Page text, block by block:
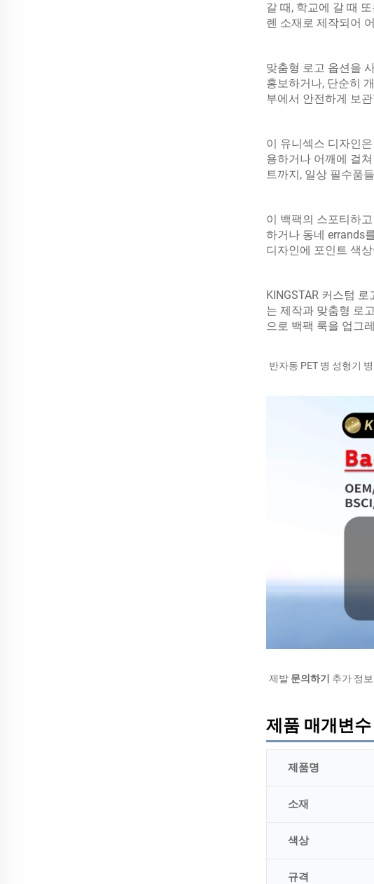
갈 때, 학교에 갈 때
렌 소재로 제작되어
맞춤형 로고 옵션을
홍보하거나, 단순히
부에서 안전하게 보
이 유니섹스 디자인
용하거나 어깨에 걸
트까지, 일상 필수품
이 백팩의 스포티하
하거나 동네 errands
디자인에 포인트 색
KINGSTAR 커스텀
는 제작과 맞춤형 로
으로 백팩 룩을 업그
반자동 PET 병 성형기
제발 문의하기 추가 정
제품 매개변수
제품명
소재
색상
규격